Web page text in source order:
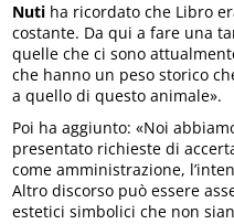
Nuti ha ricordato che Libro
costante. Da qui a fare una
quelle che ci sono
che hanno un peso storico
a quello di questo animale».
Poi ha aggiunto: «Noi
presentato richieste di
come amministrazione,
Altro discorso può essere
estetici simbolici che non